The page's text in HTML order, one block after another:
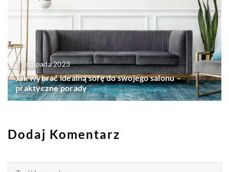
7 listopada 2023
Jak wybrać idealną sofę do swojego salonu –
praktyczne porady
Dodaj Komentarz